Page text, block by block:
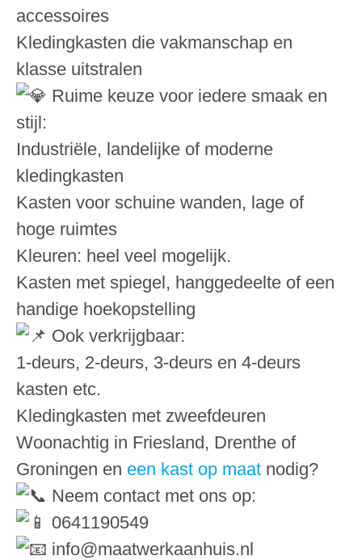
accessoires
Kledingkasten die vakmanschap en
klasse uitstralen
Ruime keuze voor iedere smaak en
stijl:
Industriële, landelijke of moderne
kledingkasten
Kasten voor schuine wanden, lage of
hoge ruimtes
Kleuren: heel veel mogelijk.
Kasten met spiegel, hanggedeelte of een
handige hoekopstelling
Ook verkrijgbaar:
1-deurs, 2-deurs, 3-deurs en 4-deurs
kasten etc.
Kledingkasten met zweefdeuren
Woonachtig in Friesland, Drenthe of
Groningen en een kast op maat nodig?
Neem contact met ons op:
0641190549
info@maatwerkaanhuis.nl